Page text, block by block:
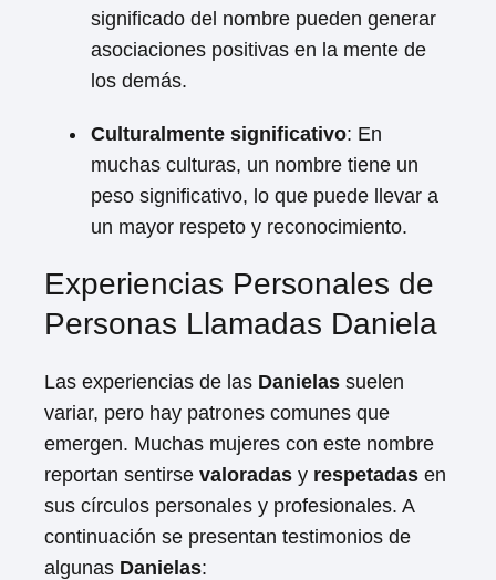
significado del nombre pueden generar
asociaciones positivas en la mente de
los demás.
Culturalmente significativo: En
muchas culturas, un nombre tiene un
peso significativo, lo que puede llevar a
un mayor respeto y reconocimiento.
Experiencias Personales de
Personas Llamadas Daniela
Las experiencias de las Danielas suelen
variar, pero hay patrones comunes que
emergen. Muchas mujeres con este nombre
reportan sentirse valoradas y respetadas en
sus círculos personales y profesionales. A
continuación se presentan testimonios de
algunas Danielas: